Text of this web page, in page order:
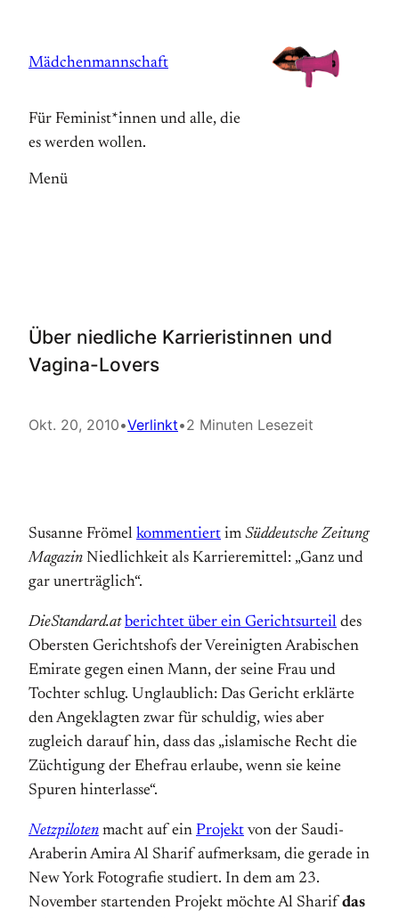
springen
Mädchenmannschaft
Für Feminist*innen und alle, die
es werden wollen.
Menü
Über niedliche Karrieristinnen und
Vagina-Lovers
Okt. 20, 2010•Verlinkt•2 Minuten Lesezeit
Susanne Frömel kommentiert im Süddeutsche Zeitung
Magazin Niedlichkeit als Karrieremittel: „Ganz und
gar unerträglich“.
DieStandard.at berichtet über ein Gerichtsurteil des
Obersten Gerichtshofs der Vereinigten Arabischen
Emirate gegen einen Mann, der seine Frau und
Tochter schlug. Unglaublich: Das Gericht erklärte
den Angeklagten zwar für schuldig, wies aber
zugleich darauf hin, dass das „islamische Recht die
Züchtigung der Ehefrau erlaube, wenn sie keine
Spuren hinterlasse“.
Netzpiloten macht auf ein Projekt von der Saudi-
Araberin Amira Al Sharif aufmerksam, die gerade in
New York Fotografie studiert. In dem am 23.
November startenden Projekt möchte Al Sharif das